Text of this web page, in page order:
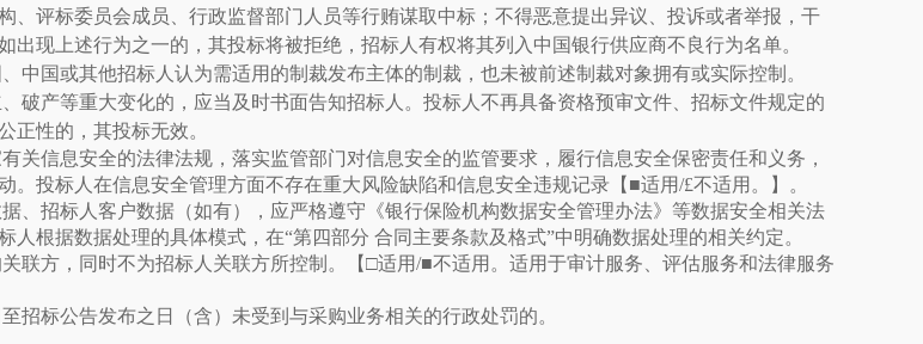
、评标委员会成员、行政监督部门人员等行贿谋取中标；不得恶意提出异议、投诉或者举报，干
出现上述行为之一的，其投标将被拒绝，招标人有权将其列入中国银行供应商不良行为名单。
中国或其他招标人认为需适用的制裁发布主体的制裁，也未被前述制裁对象拥有或实际控制。
破产等重大变化的，应当及时书面告知招标人。投标人不再具备资格预审文件、招标文件规定的
正性的，其投标无效。
关信息安全的法律法规，落实监管部门对信息安全的监管要求，履行信息安全保密责任和义务，
。投标人在信息安全管理方面不存在重大风险缺陷和信息安全违规记录【 ■适用/£不适用。】。
、招标人客户数据（如有），应严格遵守《银行保险机构数据安全管理办法》等数据安全相关法
人根据数据处理的具体模式，在“第四部分 合同主要条款及格式”中明确数据处理的相关约定。
联方，同时不为招标人关联方所控制。【□适用/■不适用。适用于审计服务、评估服务和法律服务
至招标公告发布之日（含）未受到与采购业务相关的行政处罚的。